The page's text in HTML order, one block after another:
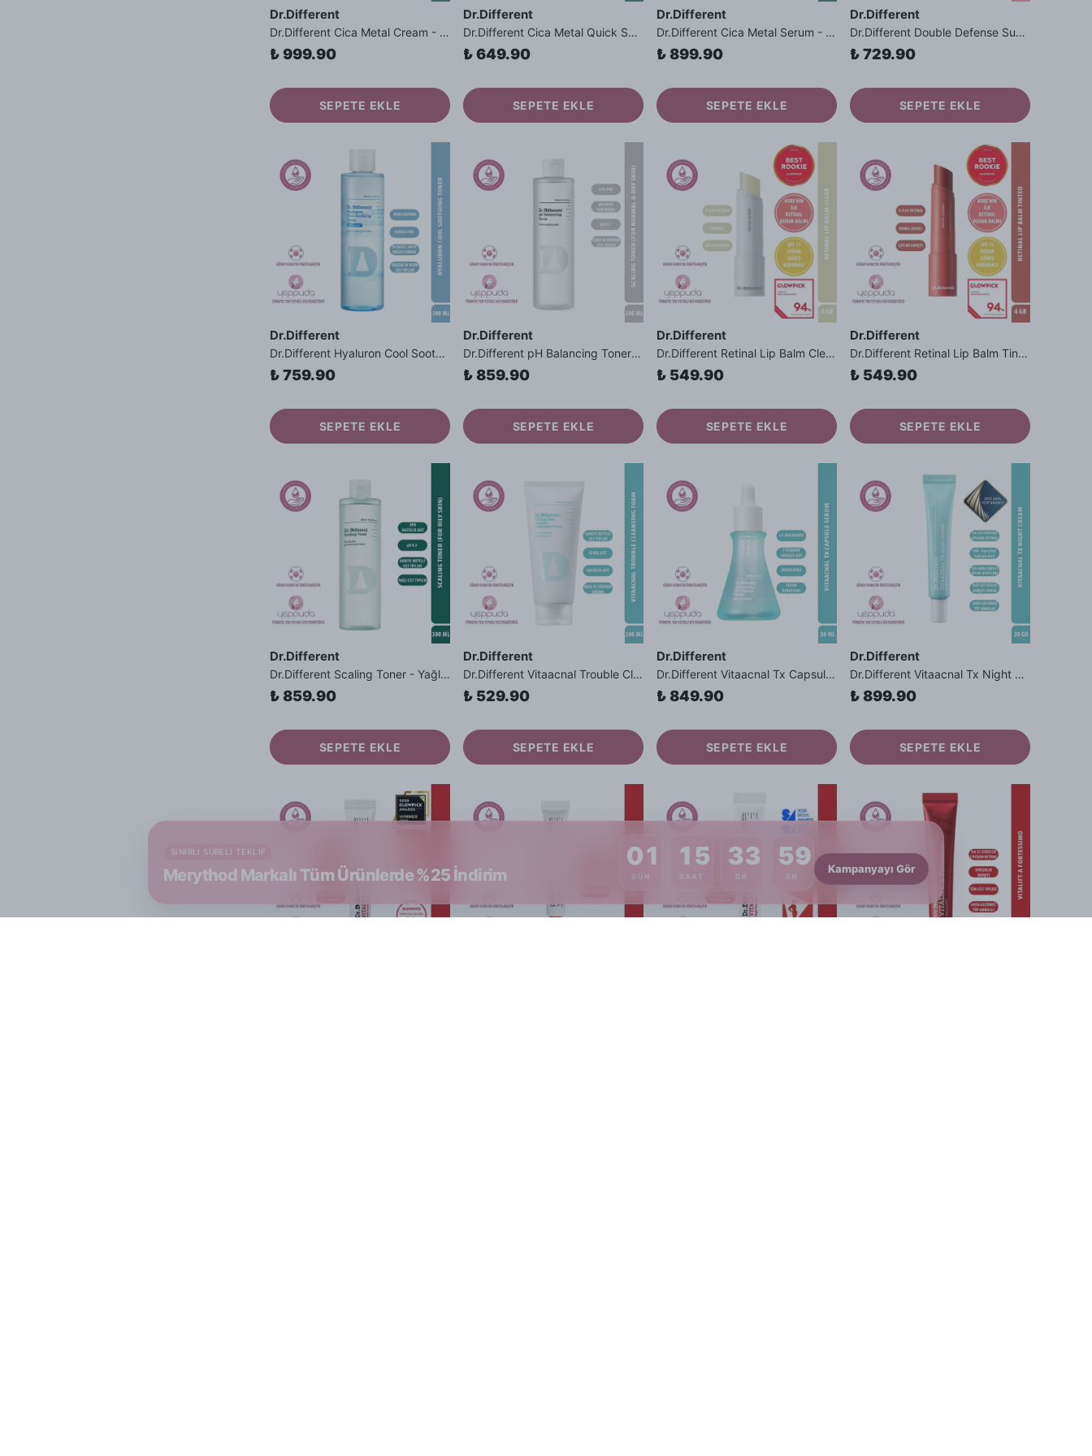
Dr.Different
Dr.Different Cica Metal Cream - Hassas ve Kuru Ciltler İçin Derma Metal ve Cica İçerikli Yoğun Bakım Kremi
₺ 999.90
SEPETE EKLE
Dr.Different
Dr.Different Cica Metal Quick Soothing Cream - Hassas ve Yağlı Ciltler İçin Derma Metal ve Cica İçerikli Hafif Bakım Kremi
₺ 649.90
SEPETE EKLE
Dr.Different
Dr.Different Cica Metal Serum - Derma Metal ve Cica İçerikli Bariyer Güçlendirici Yatıştırıcı Serum
₺ 899.90
SEPETE EKLE
Dr.Different
Dr.Different Double Defense Sunblock - Doğal Tone-Up Görünümü Sunan Fiziksel Filtreli Güneş Kremi DD Cream
₺ 729.90
SEPETE EKLE
Dr.Different
Dr.Different Hyaluron Cool Soothing Toner - Hassas ve Kuru Cilt Tipleri İçin Nemlendirici Serinletici Tonik
₺ 759.90
SEPETE EKLE
Dr.Different
Dr.Different pH Balancing Toner - Kuru ve Normal Cilt Tipleri İçin %10 PHA İçerikli pH Dengeleyici Tonik
₺ 859.90
SEPETE EKLE
Dr.Different
Dr.Different Retinal Lip Balm Clear - Çatlak Karşıtı %0.01 Retinal İçeren Renksiz Dudak Balmı SPF11 Güneş Koruması
₺ 549.90
SEPETE EKLE
Dr.Different
Dr.Different Retinal Lip Balm Tinted - Çatlak Karşıtı %0.01 Retinal İçeren Renkli Dudak Balmı SPF11 Güneş Koruması
₺ 549.90
SEPETE EKLE
Dr.Different
Dr.Different Scaling Toner - Yağlı Cilt Tipleri İçin AHA ve Salisilik Asit İçerikli pH Dengeleyici Tonik
₺ 859.90
SEPETE EKLE
Dr.Different
Dr.Different Vitaacnal Trouble Cleansing Foam - Salisilik Asit Sitrik Asit İçerikli Akne Karşıtı Köpük Temizleyici
₺ 529.90
SEPETE EKLE
Dr.Different
Dr.Different Vitaacnal Tx Capsule Serum - %5 Niacinamide İçerikli Sebum Dengeleyici ve Aydınlatıcı Serum
₺ 849.90
SEPETE EKLE
Dr.Different
Dr.Different Vitaacnal Tx Night Cream - %0.10 Stabilize Lipozom Retinal ve LHA İçeren Akne Karşıtı Gece Kremi
₺ 899.90
SEPETE EKLE
SINIRLI SÜRELI TEKLIF
Merythod Markalı Tüm Ürünlerde %25 İndirim
01
GÜN
15
SAAT
33
DK
58
SN
Kampanyayı Gör